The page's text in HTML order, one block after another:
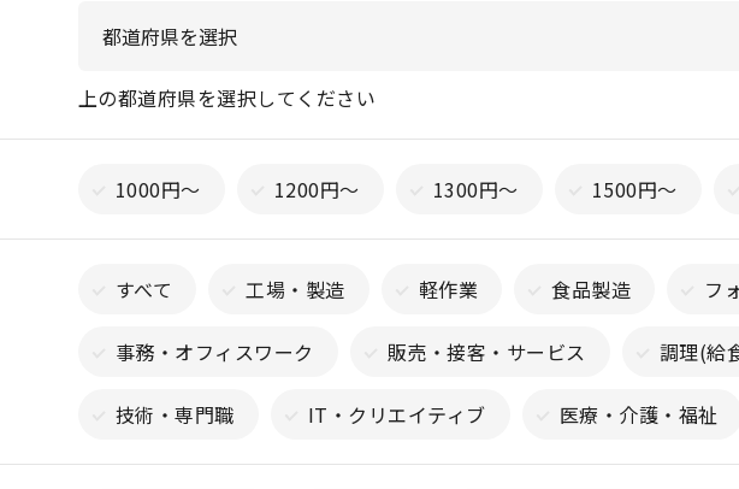
上の都道府県を選択してください
1000円～ 1200円～ 1300円～ 1500円～
すべて 工場・製造 軽作業 食品製造 フ
事務・オフィスワーク 販売・接客・サービス 調理(給
技術・専門職 IT・クリエイティブ 医療・介護・福祉